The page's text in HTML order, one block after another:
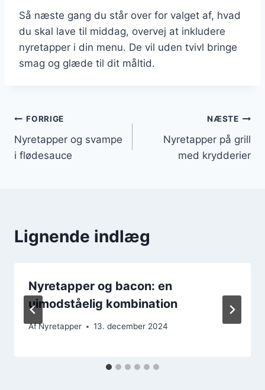
Så næste gang du står over for valget af, hvad
du skal lave til middag, overvej at inkludere
nyretapper i din menu. De vil uden tvivl bringe
smag og glæde til dit måltid.
Indlægsnavigation
FORRIGE
Nyretapper og svampe
i flødesauce
NÆSTE
Nyretapper på grill
med krydderier
Lignende indlæg
Nyretapper og bacon: en
uimodståelig kombination
AfNyretapper 13. december 2024